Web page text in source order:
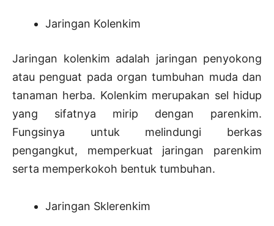
Jaringan Kolenkim
Jaringan kolenkim adalah jaringan penyokong
atau penguat pada organ tumbuhan muda dan
tanaman herba. Kolenkim merupakan sel hidup
yang sifatnya mirip dengan parenkim.
Fungsinya untuk melindungi berkas
pengangkut, memperkuat jaringan parenkim
serta memperkokoh bentuk tumbuhan.
Jaringan Sklerenkim